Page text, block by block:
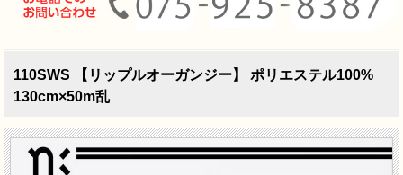
110SWS 【リップルオーガンジー】 ポリエステル100%
130cm×50m乱